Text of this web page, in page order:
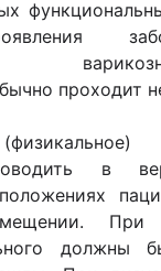
проходит
в
должны